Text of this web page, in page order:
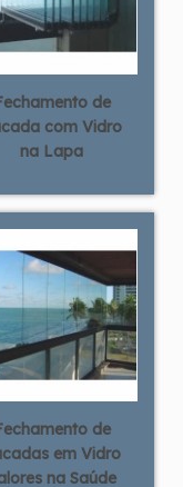
de
com Vidro
na Lapa
de
em Vidro
na Saúde